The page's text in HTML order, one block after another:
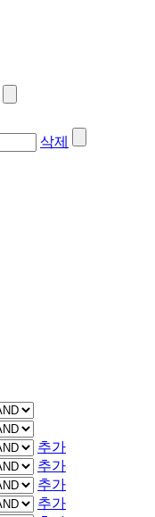
삭제
추가
추가
추가
추가